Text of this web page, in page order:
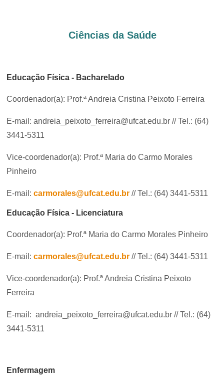
Ciências da Saúde
Educação Física - Bacharelado
Coordenador(a): Prof.ª Andreia Cristina Peixoto Ferreira
E-mail: andreia_peixoto_ferreira@ufcat.edu.br // Tel.: (64)
3441-5311
Vice-coordenador(a): Prof.ª Maria do Carmo Morales
Pinheiro
E-mail: carmorales@ufcat.edu.br // Tel.: (64) 3441-5311
Educação Física - Licenciatura
Coordenador(a): Prof.ª Maria do Carmo Morales Pinheiro
E-mail: carmorales@ufcat.edu.br // Tel.: (64) 3441-5311
Vice-coordenador(a): Prof.ª Andreia Cristina Peixoto
Ferreira
E-mail: andreia_peixoto_ferreira@ufcat.edu.br // Tel.: (64)
3441-5311
Enfermagem